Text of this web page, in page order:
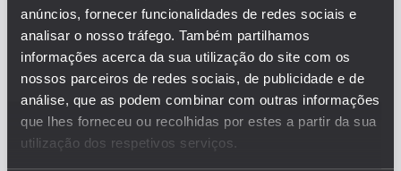
anúncios, fornecer funcionalidades de redes sociais e
analisar o nosso tráfego. Também partilhamos
informações acerca da sua utilização do site com os
nossos parceiros de redes sociais, de publicidade e de
análise, que as podem combinar com outras informações
que lhes forneceu ou recolhidas por estes a partir da sua
utilização dos respetivos serviços.
atividade, frequência da
participação, sexo, idade e nível
de escolaridade (EU-SILC
Survey). A frequência da
participação é categorizada em
duas dimensões: “Pelo menos
uma vez” e "Não, nos últimos 12
meses".
Este é um dos indicadores do